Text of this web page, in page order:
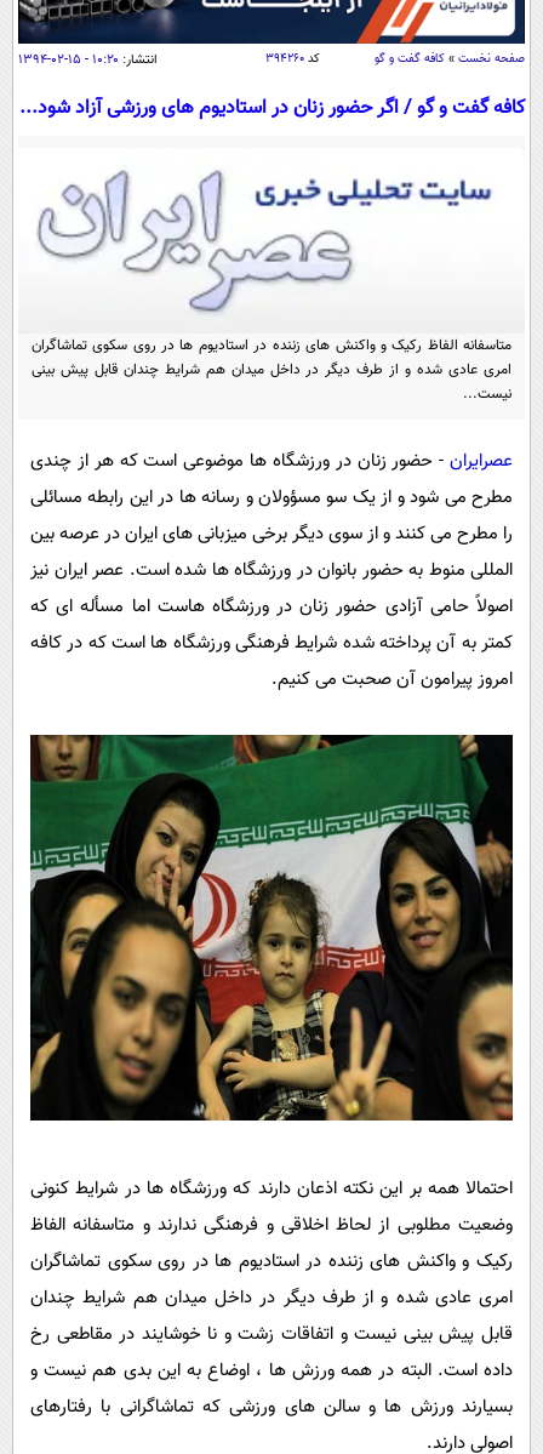
سیاسی
اقتصاد
یک برش دانایی
سفر و تفریح
علم و دانش
علمی
گوناگون
سرگرمی
مجله تصویری سلاح
فیلم
ورزش
سیاست
فناوری
گوناگون
حوادث
محیط زیست
فرهنگی
بین الملل
اجتماعی
حیات وحش
سیاست خارجی
خواندنی ها و دیدنی ها
داستان کوتاه
آشپزی
دانلود
آموزش زبان
صفحه نخست » کافه گفت و گو کد ۳۹۴۲۶۰ انتشار: ۱۰:۲۰ - ۱۵-۰۲-۱۳۹۴
کافه گفت و گو / اگر حضور زنان در استادیوم های ورزشی آزاد شود...
متاسفانه الفاظ رکیک و واکنش های زننده در استادیوم ها در روی سکوی تماشاگران
امری عادی شده و از طرف دیگر در داخل میدان هم شرایط چندان قابل پیش بینی
نیست...
عصرایران - حضور زنان در ورزشگاه ها موضوعی است که هر از چندی
مطرح می شود و از یک سو مسؤولان و رسانه ها در این رابطه مسائلی
را مطرح می کنند و از سوی دیگر برخی میزبانی های ایران در عرصه بین
المللی منوط به حضور بانوان در ورزشگاه ها شده است. عصر ایران نیز
اصولاً حامی آزادی حضور زنان در ورزشگاه هاست اما مسأله ای که
کمتر به آن پرداخته شده شرایط فرهنگی ورزشگاه ها است که در کافه
امروز پیرامون آن صحبت می کنیم.
احتمالا همه بر این نکته اذعان دارند که ورزشگاه ها در شرایط کنونی
وضعیت مطلوبی از لحاظ اخلاقی و فرهنگی ندارند و متاسفانه الفاظ
رکیک و واکنش های زننده در استادیوم ها در روی سکوی تماشاگران
امری عادی شده و از طرف دیگر در داخل میدان هم شرایط چندان
قابل پیش بینی نیست و اتفاقات زشت و نا خوشایند در مقاطعی رخ
داده است. البته در همه ورزش ها ، اوضاع به این بدی هم نیست و
بسیارند ورزش ها و سالن های ورزشی که تماشاگرانی با رفتارهای
اصولی دارند.